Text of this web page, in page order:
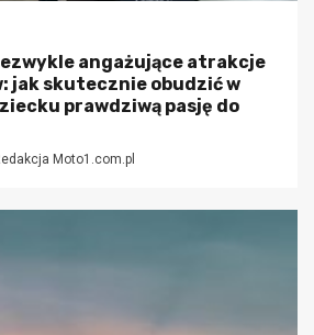
angażujące atrakcje
jak skutecznie obudzić w
prawdziwą pasję do
Moto1.com.pl